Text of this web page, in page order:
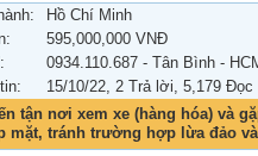
Hồ Chí Minh
595,000,000 VNĐ
0934.110.687 - Tân Bình -
15/10/22, 2 Trả lời, 5,179 Đọc
tận nơi xem xe (hàng hóa) và
mặt, tránh trường hợp lừa đảo